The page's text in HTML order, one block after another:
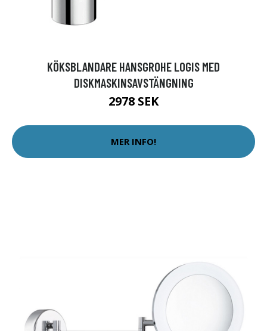
KÖKSBLANDARE HANSGROHE LOGIS MED
DISKMASKINSAVSTÄNGNING
2978 SEK
MER INFO!